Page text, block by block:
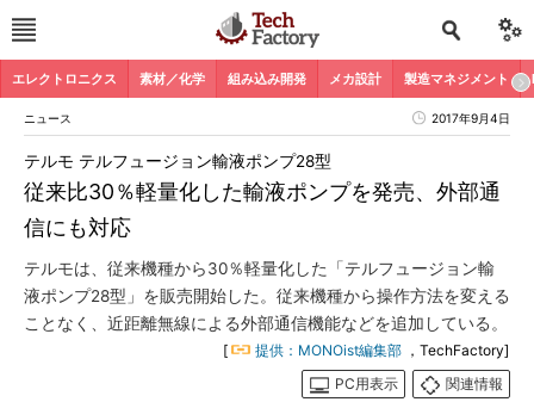
エレクトロニクス 素材／化学 組み込み開発 メカ設計 製造マネジメント
ニュース 2017年9月4日
従来比30％軽量化した輸液ポンプを発売、外部通
信にも対応
テルモ テルフュージョン輸液ポンプ28型
テルモは、従来機種から30％軽量化した「テルフュージョン輸
液ポンプ28型」を販売開始した。従来機種から操作方法を変える
ことなく、近距離無線による外部通信機能などを追加している。
[ 提供：MONOist編集部 ，TechFactory]
PC用表示
関連情報